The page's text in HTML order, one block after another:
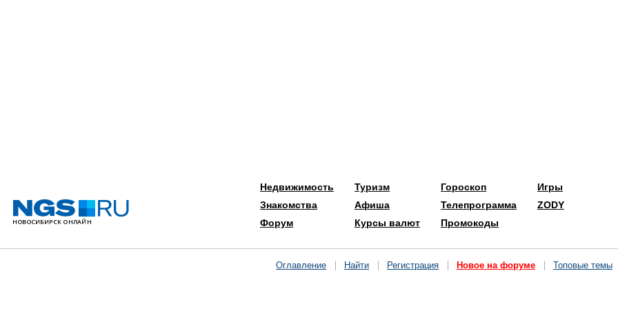
Недвижимость
Знакомства
Форум
Туризм
Афиша
Курсы валют
Гороскоп
Телепрограмма
Промокоды
Игры
ZODY
Оглавление Найти Регистрация Новое на форуме Топовые темы